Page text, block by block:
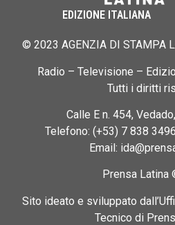
EDIZIONE ITALIANA
© 2023 AGENZIA DI STAMPA
Radio – Televisione –
Tutti i diritti
Calle E n. 454,
Telefono: (+53) 7 838
Email:
Prensa Latina
Sito ideato e sviluppato
Tecnico di